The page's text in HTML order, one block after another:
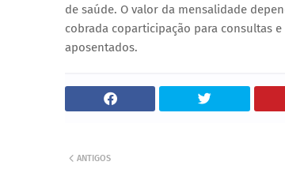
de saúde. O valor da mensalidade
cobrada coparticipação para consultas
aposentados.
ANTIGOS